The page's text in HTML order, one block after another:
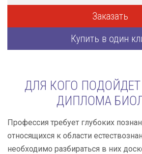
Заказать
Купить в один
ДЛЯ КОГО
ДИПЛОМА
Профессия требует глубоких
относящихся к области
необходимо разбираться в них